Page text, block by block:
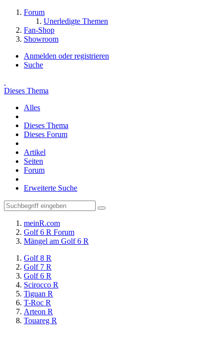
Forum
Unerledigte Themen
Fan-Shop
Showroom
Anmelden oder registrieren
Suche
Dieses Thema
Alles
Dieses Thema
Dieses Forum
Artikel
Seiten
Forum
Erweiterte Suche
meinR.com
Golf 6 R Forum
Mängel am Golf 6 R
Golf 8 R
Golf 7 R
Golf 6 R
Scirocco R
Tiguan R
T-Roc R
Arteon R
Touareg R